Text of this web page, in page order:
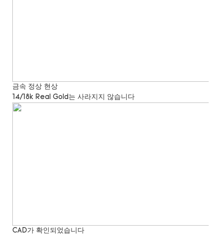
금속 정상 현상
14/18k Real Gold는 사라지지 않습니다
CAD가 확인되었습니다